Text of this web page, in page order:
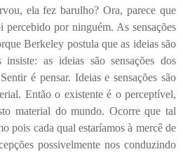
ela fez barulho? Ora, parece que
por ninguém. As sensações
Berkeley postula que as ideias são
insiste: as ideias são sensações dos
é pensar. Ideias e sensações são
Então o existente é o perceptível,
material do mundo. Ocorre que tal
pois cada qual estaríamos à mercê de
possivelmente nos conduzindo